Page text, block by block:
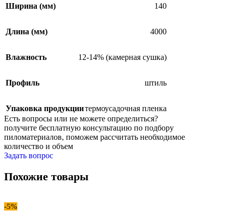
Ширина (мм) 140
Длина (мм) 4000
Влажность 12-14% (камерная сушка)
Профиль штиль
Упаковка продукциитермоусадочная пленка
Есть вопросы или не можете определиться?
получите бесплатную консультацию по подбору
пиломатериалов, поможем рассчитать необходимое
количество и объем
Задать вопрос
Похожие товары
-5%